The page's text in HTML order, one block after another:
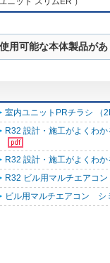
用可能な本体製品が
室内ユニットPRチラシ （
R32 設計・施工がよくわ
R32 設計・施工がよくわ
R32 ビル用マルチエアコ
ビル用マルチエアコン シ